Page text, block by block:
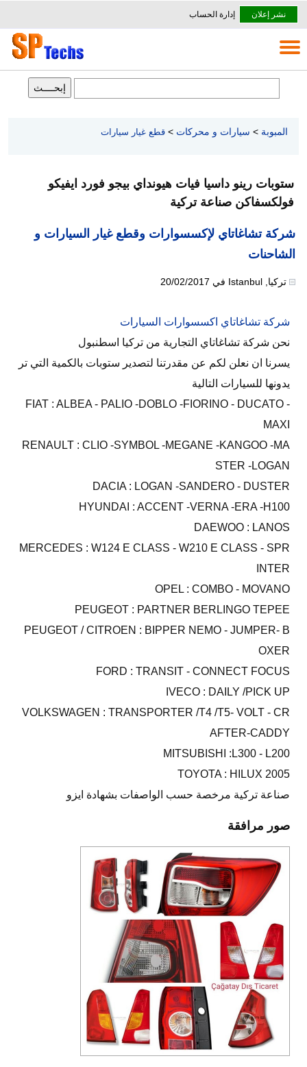
نشر إعلان إدارة الحساب
المبوبة > سيارات و محركات > قطع غيار سيارات
ستوبات رينو داسيا فيات هيونداي بيجو فورد ايفيكو
فولكسفاكن صناعة تركية
شركة تشاغاتاي لإكسسوارات وقطع غيار السيارات و
الشاحنات
تركيا ,
Istanbul في 20/02/2017
شركة تشاغاتاي اكسسوارات السيارات
نحن شركة تشاغاتاي التجارية من تركيا اسطنبول
يسرنا ان نعلن لكم عن مقدرتنا لتصدير ستوبات بالكمية التي تر
يدونها للسيارات التالية
FIAT : ALBEA - PALIO -DOBLO -FIORINO - DUCATO -
MAXI
RENAULT : CLIO -SYMBOL -MEGANE -KANGOO -MA
STER -LOGAN
DACIA : LOGAN -SANDERO - DUSTER
HYUNDAI : ACCENT -VERNA -ERA -H100
DAEWOO : LANOS
MERCEDES : W124 E CLASS - W210 E CLASS - SPR
INTER
OPEL : COMBO - MOVANO
PEUGEOT : PARTNER BERLINGO TEPEE
PEUGEOT / CITROEN : BIPPER NEMO - JUMPER- B
OXER
FORD : TRANSIT - CONNECT FOCUS
IVECO : DAILY /PICK UP
VOLKSWAGEN : TRANSPORTER /T4 /T5- VOLT - CR
AFTER-CADDY
MITSUBISHI :L300 - L200
TOYOTA : HILUX 2005
صناعة تركية مرخصة حسب الواصفات بشهادة ايزو
صور مرافقة